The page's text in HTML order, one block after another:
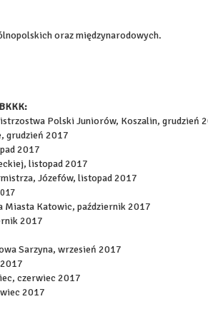
oraz międzynarodowych.
Polski Juniorów, Koszalin, grudzień
grudzień 2017
2017
listopad 2017
Józefów, listopad 2017
Miasta Katowic, październik 2017
2017
Sarzyna, wrzesień 2017
czerwiec 2017
2017